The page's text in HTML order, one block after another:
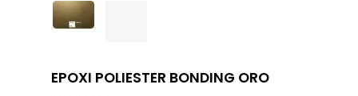
EPOXI POLIESTER BONDING ORO